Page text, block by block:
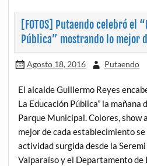
[FOTOS] Putaendo celebró el
Pública” mostrando lo mejor
Agosto 18, 2016 Putaendo
El alcalde Guillermo Reyes
La Educación Pública” la mañana
Parque Municipal. Colores,
mejor de cada establecimiento
actividad surgida desde la
Valparaíso y el Departamento de